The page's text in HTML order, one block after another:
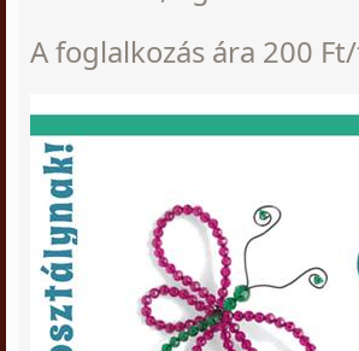
A foglalkozás ára 200